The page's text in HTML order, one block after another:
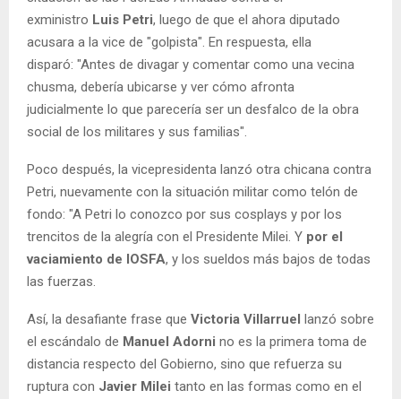
exministro Luis Petri, luego de que el ahora diputado
acusara a la vice de "golpista". En respuesta, ella
disparó: "Antes de divagar y comentar como una vecina
chusma, debería ubicarse y ver cómo afronta
judicialmente lo que parecería ser un desfalco de la obra
social de los militares y sus familias".
Poco después, la vicepresidenta lanzó otra chicana contra
Petri, nuevamente con la situación militar como telón de
fondo: "A Petri lo conozco por sus cosplays y por los
trencitos de la alegría con el Presidente Milei. Y por el
vaciamiento de IOSFA, y los sueldos más bajos de todas
las fuerzas.
Así, la desafiante frase que Victoria Villarruel lanzó sobre
el escándalo de Manuel Adorni no es la primera toma de
distancia respecto del Gobierno, sino que refuerza su
ruptura con Javier Milei tanto en las formas como en el